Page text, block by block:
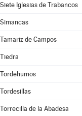
Siete Iglesias de Trabancos
Simancas
Tamariz de Campos
Tiedra
Tordehumos
Tordesillas
Torrecilla de la Abadesa